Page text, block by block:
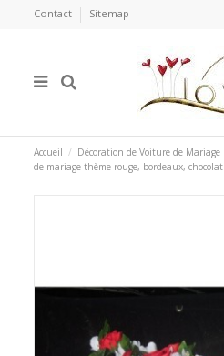
Contact Sitemap
Accueil Décoration de Voiture de Mariage
de mariage thème rouge, bordeaux, chocolat